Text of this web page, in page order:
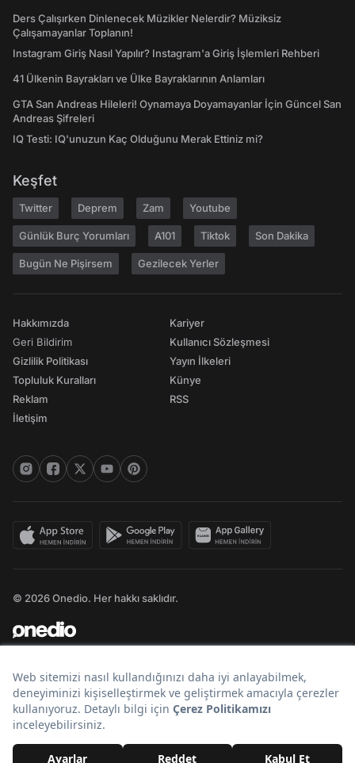
Ders Çalışırken Dinlenecek Müzikler Nelerdir? Müziksiz
Çalışamayanlar Toplanın!
Instagram Giriş Nasıl Yapılır? Instagram'a Giriş İşlemleri Rehberi
41 Ülkenin Bayrakları ve Ülke Bayraklarının Anlamları
GTA San Andreas Hileleri! Oynamaya Doyamayanlar İçin Güncel San
Andreas Şifreleri
IQ Testi: IQ'unuzun Kaç Olduğunu Merak Ettiniz mi?
Keşfet
Twitter Deprem Zam Youtube
Günlük Burç Yorumları A101 Tiktok Son Dakika
Bugün Ne Pişirsem Gezilecek Yerler
Hakkımızda
Geri Bildirim
Gizlilik Politikası
Topluluk Kuralları
Reklam
İletişim
Kariyer
Kullanıcı Sözleşmesi
Yayın İlkeleri
Künye
RSS
© 2026 Onedio. Her hakkı saklıdır.
Bir markasıdır.